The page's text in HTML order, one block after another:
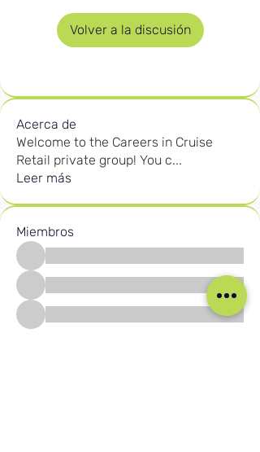
Volver a la discusión
Acerca de
Welcome to the Careers in Cruise
Retail private group! You c...
Leer más
Miembros